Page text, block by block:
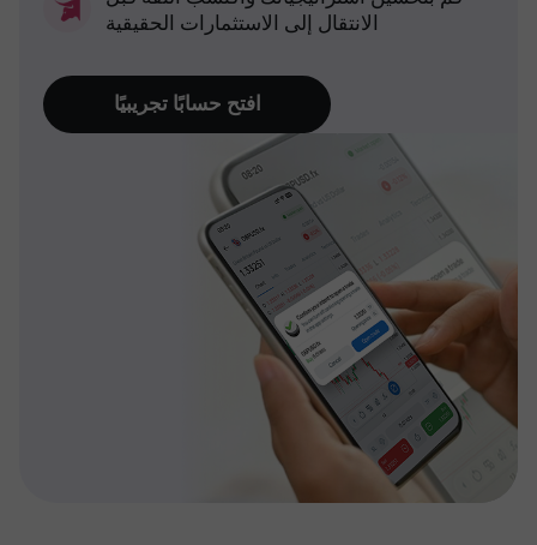
الانتقال إلى الاستثمارات الحقيقية
افتح حسابًا تجريبيًا